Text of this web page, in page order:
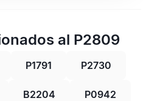
al P2809
P1791 P2730
B2204 P0942